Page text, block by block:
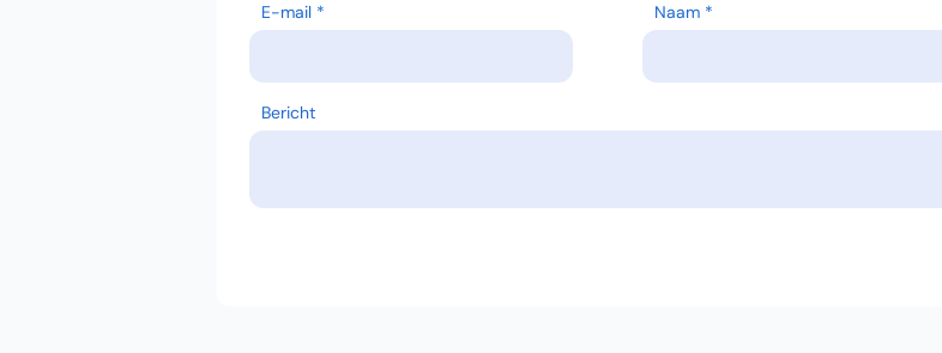
E-mail Naam
Bericht